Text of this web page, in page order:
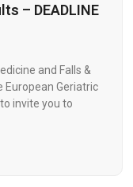
– DEADLINE
and Falls &
European Geriatric
invite you to